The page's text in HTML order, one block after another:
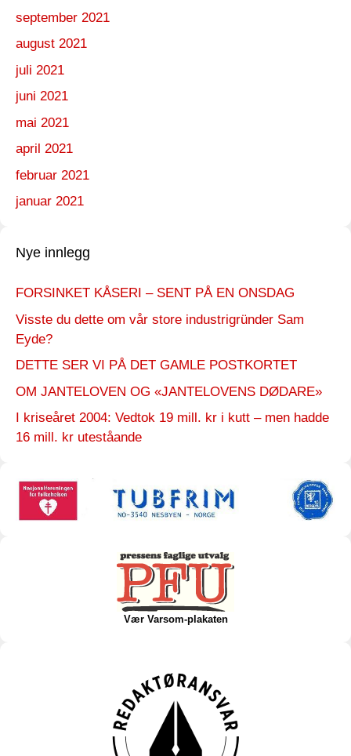
september 2021
august 2021
juli 2021
juni 2021
mai 2021
april 2021
februar 2021
januar 2021
Nye innlegg
FORSINKET KÅSERI – SENT PÅ EN ONSDAG
Visste du dette om vår store industrigründer Sam
Eyde?
DETTE SER VI PÅ DET GAMLE POSTKORTET
OM JANTELOVEN OG «JANTELOVENS DØDARE»
I kriseåret 2004: Vedtok 19 mill. kr i kutt – men hadde
16 mill. kr uteståande
Vær Varsom-plakaten